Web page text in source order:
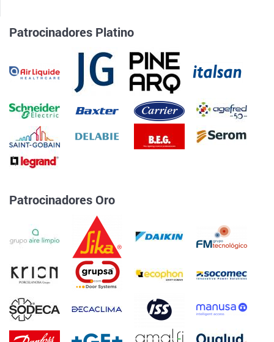
Patrocinadores Platino
Patrocinadores Oro